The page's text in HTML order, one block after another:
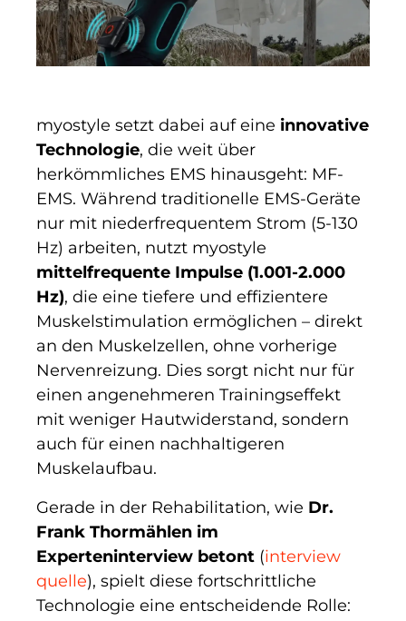
myostyle setzt dabei auf eine innovative
Technologie, die weit über
herkömmliches EMS hinausgeht: MF-
EMS. Während traditionelle EMS-Geräte
nur mit niederfrequentem Strom (5-130
Hz) arbeiten, nutzt myostyle
mittelfrequente Impulse (1.001-2.000
Hz), die eine tiefere und effizientere
Muskelstimulation ermöglichen – direkt
an den Muskelzellen, ohne vorherige
Nervenreizung. Dies sorgt nicht nur für
einen angenehmeren Trainingseffekt
mit weniger Hautwiderstand, sondern
auch für einen nachhaltigeren
Muskelaufbau.
Gerade in der Rehabilitation, wie Dr.
Frank Thormählen im
Experteninterview betont (interview
quelle), spielt diese fortschrittliche
Technologie eine entscheidende Rolle: